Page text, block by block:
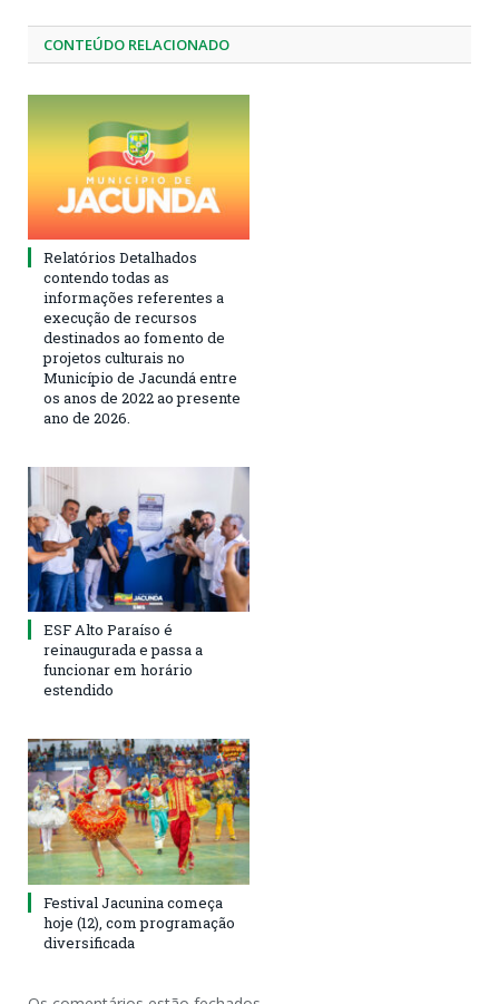
CONTEÚDO RELACIONADO
Relatórios Detalhados
contendo todas as
informações referentes a
execução de recursos
destinados ao fomento de
projetos culturais no
Município de Jacundá entre
os anos de 2022 ao presente
ano de 2026.
ESF Alto Paraíso é
reinaugurada e passa a
funcionar em horário
estendido
Festival Jacunina começa
hoje (12), com programação
diversificada